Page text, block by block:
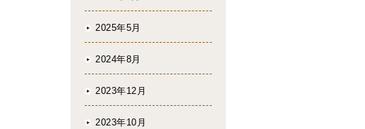
2025年5月
2024年8月
2023年12月
2023年10月